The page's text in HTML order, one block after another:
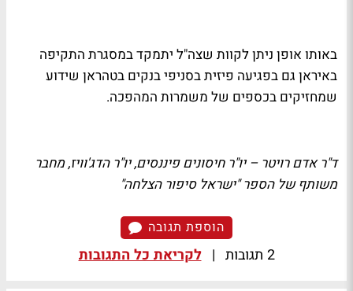
באותו אופן ניתן לקוות שצה"ל יתמקד במסגרת התקיפה
באיראן גם בפגיעה פיזית בסניפי בנקים בטהראן שידוע
שמחזיקים בכספים של משמרות המהפכה.
ד"ר אדם רויטר – יו"ר חיסונים פיננסים, יו"ר הדג'וויז, מחבר
משותף של הספר "ישראל סיפור הצלחה"
הוספת תגובה
2 תגובות | לקריאת כל התגובות